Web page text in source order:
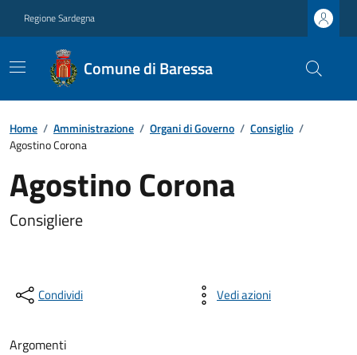
Regione Sardegna
Comune di Baressa
Home / Amministrazione / Organi di Governo / Consiglio /
Agostino Corona
Agostino Corona
Consigliere
Condividi Vedi azioni
Argomenti